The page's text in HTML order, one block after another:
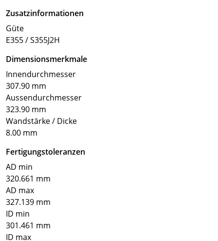
Zusatzinformationen
Güte
E355 / S355J2H
Dimensionsmerkmale
Innendurchmesser
307.90 mm
Aussendurchmesser
323.90 mm
Wandstärke / Dicke
8.00 mm
Fertigungstoleranzen
AD min
320.661 mm
AD max
327.139 mm
ID min
301.461 mm
ID max